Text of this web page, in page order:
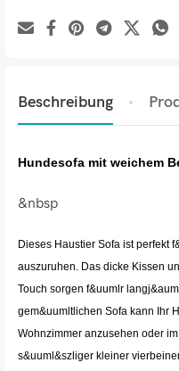
Beschreibung
Hundesofa mit weichem
&nbsp
Dieses Haustier Sofa ist perfekt
auszuruhen. Das dicke Kissen
Touch sorgen f&uumlr
gem&uumltlichen Sofa kann Ihr
Wohnzimmer anzusehen oder
s&uuml&szliger kleiner